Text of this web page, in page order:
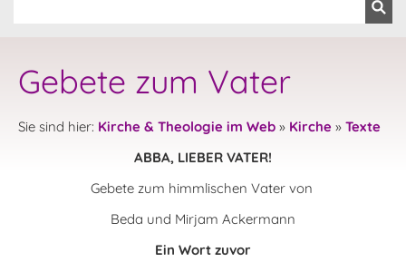
Gebete zum Vater
Sie sind hier: Kirche & Theologie im Web » Kirche » Texte
ABBA, LIEBER VATER!
Gebete zum himmlischen Vater von
Beda und Mirjam Ackermann
Ein Wort zuvor